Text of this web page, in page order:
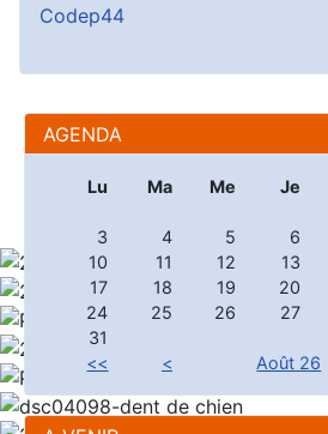
AGENDA
Lu Ma Me Je
3
4 5 6
10
11 12 13
17
18 19 20
24
25 26 27
31
<<
< Août 26
Codep44